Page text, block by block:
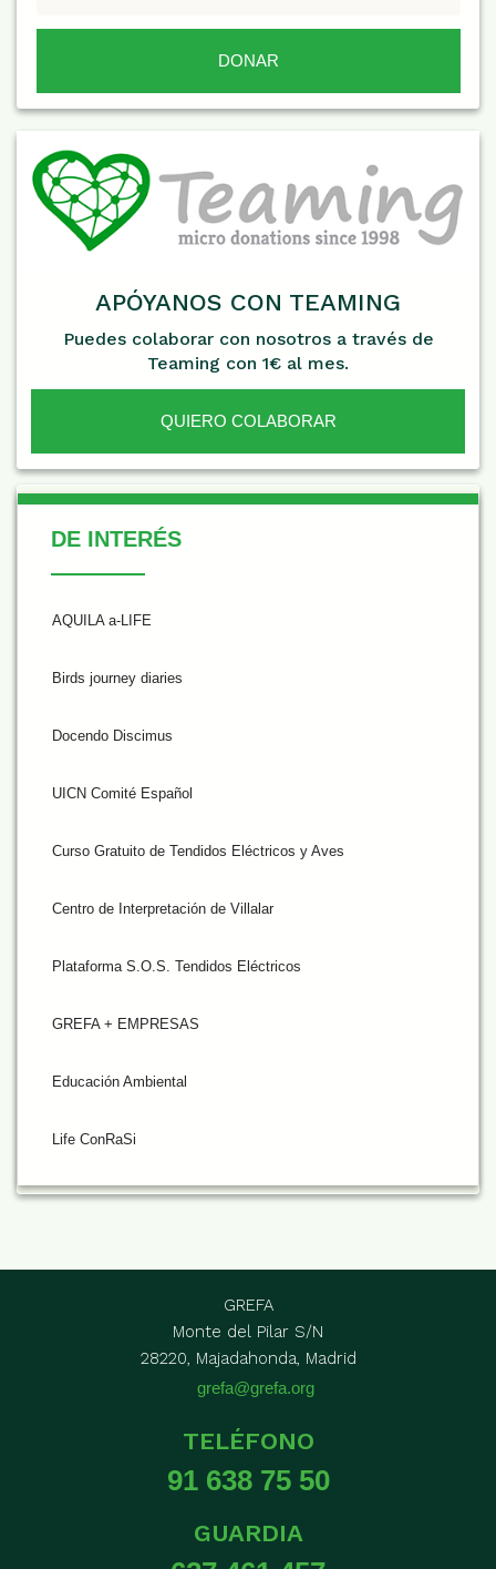
APÓYANOS CON TEAMING
Puedes colaborar con nosotros a través de
Teaming con 1€ al mes.
QUIERO COLABORAR
De Interés
DE INTERÉS
AQUILA a-LIFE
Birds journey diaries
Docendo Discimus
UICN Comité Español
Curso Gratuito de Tendidos Eléctricos y Aves
Centro de Interpretación de Villalar
Plataforma S.O.S. Tendidos Eléctricos
GREFA + EMPRESAS
Educación Ambiental
Life ConRaSi
GREFA
Monte del Pilar S/N
28220, Majadahonda, Madrid
grefa@grefa.org
TELÉFONO
91 638 75 50
GUARDIA